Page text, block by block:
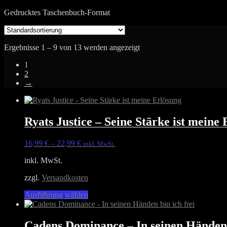
Gedrucktes Taschenbuch-Format
Ergebnisse 1 – 9 von 13 werden angezeigt
1
2
→
Ryats Justice – Seine Stärke ist meine
16,99 € – 22,99 € inkl. MwSt.
inkl. MwSt.
zzgl. Versandkosten
Ausführung wählen
Produkt
mehrere